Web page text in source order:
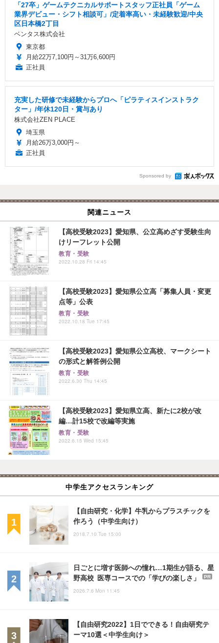
「27卒」ゲームテクニカルサポートスタッフ正社員「ゲーム
業界デビュー・シフト相談可」/定着率高い・未経験歓迎/中央
区日本橋2丁目
ベンタス株式会社
東京都
月給22万7,100円～31万6,600円
正社員
充実した研修で未経験からプロへ「ピラティスインストラク
ター」/年休120日・賞与あり
株式会社ZEN PLACE
埼玉県
月給26万3,000円～
正社員
Sponsored by
関連ニュース
【高校受験2023】愛知県、公立高めざす受験生向
けリーフレット公開
教育・受験
2022.10.28 Fri 14:45
【高校受験2023】愛知県公立高「募集人員・変更
点等」公表
教育・受験
2022.10.18 Tue 17:45
【高校受験2023】愛知県公立高校、マークシート
の形式と解答例公開
教育・受験
2022.6.30 Thu 14:45
【高校受験2023】愛知県立高、新たに2校が改
編…計15校で改編等実施
教育・受験
2022.6.15 Wed 15:45
中学生アクセスランキング
【自由研究・化学】牛乳からプラスチックを
作ろう（中学生向け）
2018.7.10 Tue 15:00
日ごとに増す医師への憧れ…1期生が語る、星
野高校 医専コースでの「学びの楽しさ」
PR
2026.7.6 Mon 11:45
【自由研究2022】1日でできる！自由研究テ
ーマ10選＜中学生向け＞